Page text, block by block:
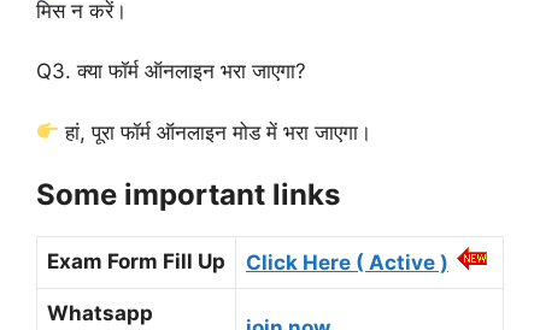
मिस न करें।
Q3. क्या फॉर्म ऑनलाइन भरा जाएगा?
हां, पूरा फॉर्म ऑनलाइन मोड में भरा जाएगा।
Some important links
Exam Form Fill Up Click Here ( Active )
Whatsapp